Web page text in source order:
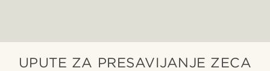
UPUTE ZA PRESAVIJANJE ZECA